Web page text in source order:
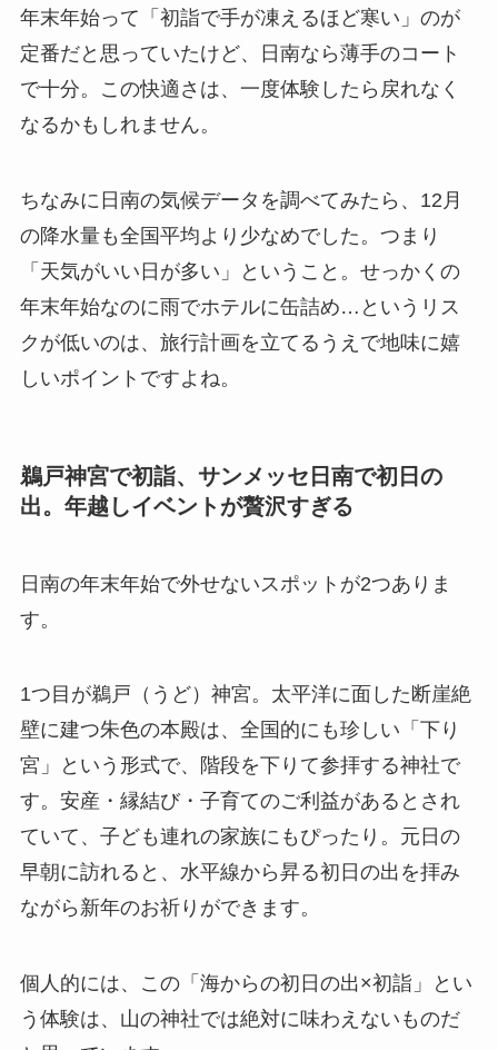
年末年始って「初詣で手が凍えるほど寒い」のが
定番だと思っていたけど、日南なら薄手のコート
で十分。この快適さは、一度体験したら戻れなく
なるかもしれません。
ちなみに日南の気候データを調べてみたら、12月
の降水量も全国平均より少なめでした。つまり
「天気がいい日が多い」ということ。せっかくの
年末年始なのに雨でホテルに缶詰め…というリス
クが低いのは、旅行計画を立てるうえで地味に嬉
しいポイントですよね。
鵜戸神宮で初詣、サンメッセ日南で初日の
出。年越しイベントが贅沢すぎる
日南の年末年始で外せないスポットが2つありま
す。
1つ目が鵜戸（うど）神宮。太平洋に面した断崖絶
壁に建つ朱色の本殿は、全国的にも珍しい「下り
宮」という形式で、階段を下りて参拝する神社で
す。安産・縁結び・子育てのご利益があるとされ
ていて、子ども連れの家族にもぴったり。元日の
早朝に訪れると、水平線から昇る初日の出を拝み
ながら新年のお祈りができます。
個人的には、この「海からの初日の出×初詣」とい
う体験は、山の神社では絶対に味わえないものだ